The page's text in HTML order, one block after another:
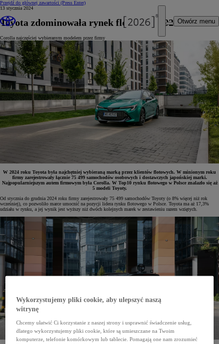
Przejdź do głównej zawartości (Press Enter)
Otwórz menu
13 stycznia 2024
Toyota zdominowała rynek flotowy w 2024 roku
Corolla najczęściej wybieranym modelem przez firmy
W 2024 roku Toyota była najchętniej wybieraną marką przez klientów flotowych. W minionym roku
firmy zarejestrowały łącznie 75 499 samochodów osobowych i dostawczych japońskiej marki.
Najpopularniejszym autem firmowym była Corolla. W Top10 rynku flotowego w Polsce znalazło się aż
5 modeli Toyoty.
Od stycznia do grudnia 2024 roku firmy zarejestrowały 75 499 samochodów Toyoty (o 8% więcej niż rok
wcześniej), co pozwoliło marce umocnić na pozycji lidera rynku flotowego w Polsce. Toyota ma aż 17,3%
udziału w rynku, a jej wynik jest wyższy niż dwóch kolejnych marek w zestawieniu razem wziętych.
Wykorzystujemy pliki cookie, aby ulepszyć naszą
witrynę
Chcemy ułatwić Ci korzystanie z naszej strony i usprawnić świadczenie usług,
dlatego wykorzystujemy pliki cookie, które są umieszczane na Twoim
komputerze, telefonie komórkowym lub tablecie. Pomagają one nam zrozumieć